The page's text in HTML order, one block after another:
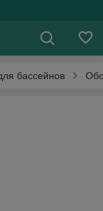
бассейнов